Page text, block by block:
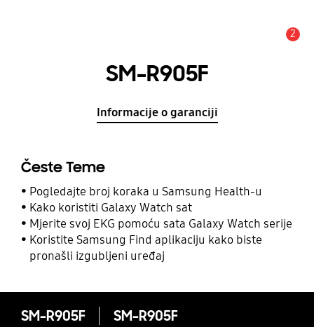
2
SM-R905F
Informacije o garanciji
Česte Teme
Pogledajte broj koraka u Samsung Health-u
Kako koristiti Galaxy Watch sat
Mjerite svoj EKG pomoću sata Galaxy Watch serije
Koristite Samsung Find aplikaciju kako biste
pronašli izgubljeni uređaj
SM-R905F SM-R905F